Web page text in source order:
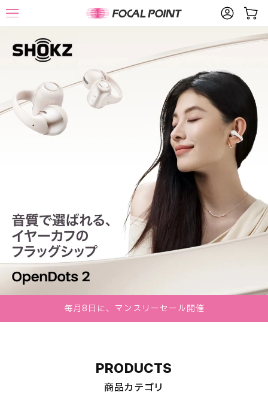
毎月8日に、マンスリーセール開催
PRODUCTS
商品カテゴリ